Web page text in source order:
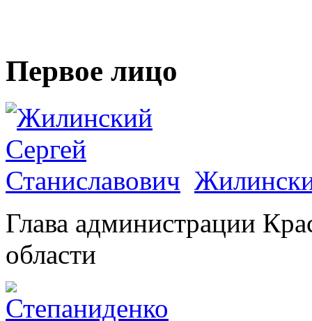
Первое лицо
Глава администрации
области